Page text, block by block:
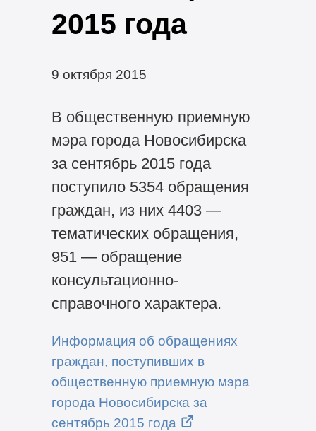
2015 года
9 октября 2015
В общественную приемную
мэра города Новосибирска
за сентябрь 2015 года
поступило 5354 обращения
граждан, из них 4403 —
тематических обращения,
951 — обращение
консультационно-
справочного характера.
Информация об обращениях
граждан, поступивших в
общественную приемную мэра
города Новосибирска за
сентябрь 2015 года